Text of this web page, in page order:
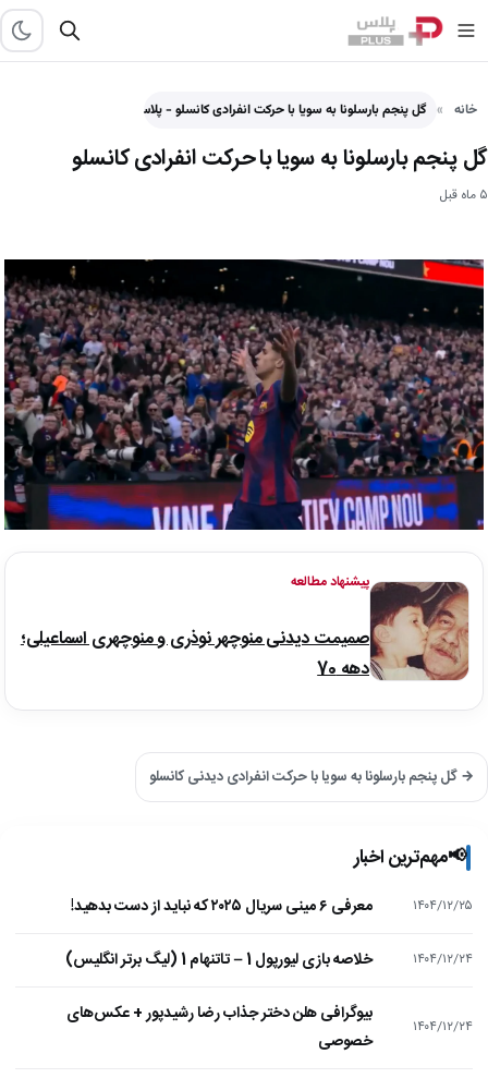
خانه گل پنجم بارسلونا به سویا با حرکت انفرادی کانسلو - پلاس
گل پنجم بارسلونا به سویا با حرکت انفرادی کانسلو
۵ ماه قبل
پیشنهاد مطالعه
صمیمت دیدنی منوچهر نوذری و منوچهری اسماعیلی؛
دهه 70
→ گل پنجم بارسلونا به سویا با حرکت انفرادی دیدنی کانسلو
📢مهم‌ترین اخبار
۱۴۰۴/۱۲/۲۵ معرفی ۶ مینی سریال ۲۰۲۵ که نباید از دست بدهید!
۱۴۰۴/۱۲/۲۴ خلاصه بازی لیورپول 1 – تاتنهام 1 (لیگ برتر انگلیس)
۱۴۰۴/۱۲/۲۴
بیوگرافی هلن دختر جذاب رضا رشیدپور + عکس‌های
خصوصی